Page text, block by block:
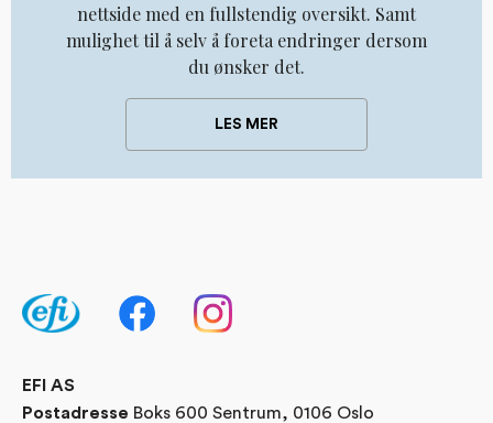
nettside med en fullstendig oversikt. Samt
mulighet til å selv å foreta endringer dersom
du ønsker det.
LES MER
EFI AS
Postadresse Boks 600 Sentrum, 0106 Oslo